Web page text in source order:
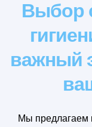
Выбор
важный
Мы предлагаем